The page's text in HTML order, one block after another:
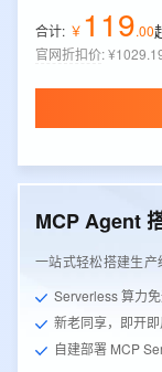
合计: ￥ 119.00
官网折扣价:
MCP Agent
一站式轻松搭建生
Serverless 算力
新老同享，即开即
自建部署 MCP